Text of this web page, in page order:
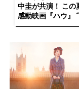
中圭が共演！ この
感動映画『ハウ』
MAX”のフォトギ